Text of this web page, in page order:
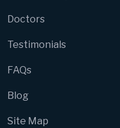
Doctors
Testimonials
FAQs
Blog
Site Map